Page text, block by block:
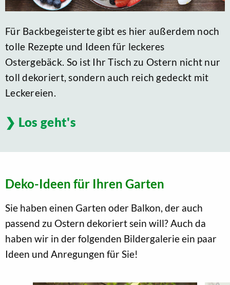
Für Backbegeisterte gibt es hier außerdem noch
tolle Rezepte und Ideen für leckeres
Ostergebäck. So ist Ihr Tisch zu Ostern nicht nur
toll dekoriert, sondern auch reich gedeckt mit
Leckereien.
Los geht's
Deko-Ideen für Ihren Garten
Sie haben einen Garten oder Balkon, der auch
passend zu Ostern dekoriert sein will? Auch da
haben wir in der folgenden Bildergalerie ein paar
Ideen und Anregungen für Sie!